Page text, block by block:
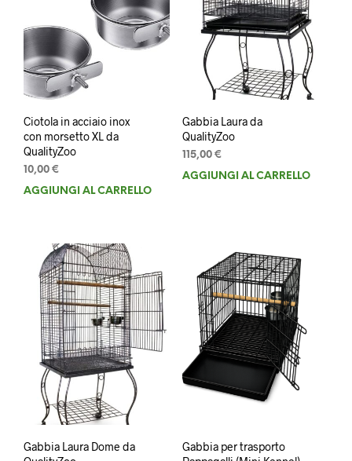
Ciotola in acciaio inox
con morsetto XL da
QualityZoo
10,00 €
AGGIUNGI AL CARRELLO
Gabbia Laura da
QualityZoo
115,00 €
AGGIUNGI AL CARRELLO
Gabbia Laura Dome da
Gabbia per trasporto